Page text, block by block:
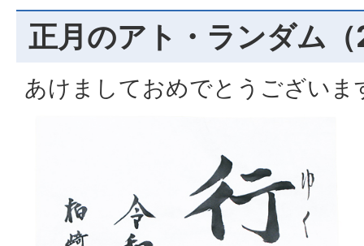
正月のアト・ランダム
あけましておめでとうございま